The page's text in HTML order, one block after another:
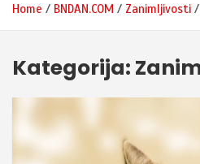
Home BNDAN.COM Zanimljivosti
Kategorija: